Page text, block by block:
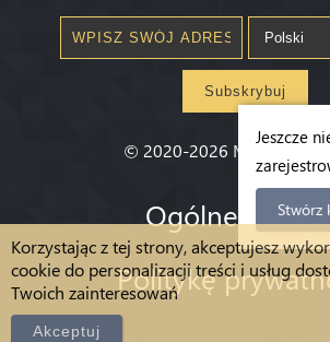
Korzystając z tej strony, akceptujesz
cookie do personalizacji treści i usług
Twoich zainteresowań
Akceptuj
Subskrybuj
© 2020-2026 Millenium
Ogólne
Politykę
Jeszcze
Stwórz